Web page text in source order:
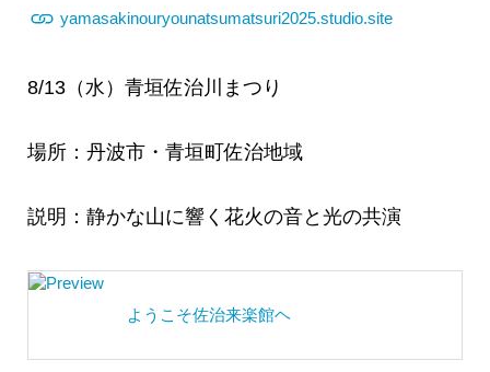
yamasakinouryounatsumatsuri2025.studio.site
8/13（水）青垣佐治川まつり
場所：丹波市・青垣町佐治地域
説明：静かな山に響く花火の音と光の共演
ようこそ佐治来楽館ヘ